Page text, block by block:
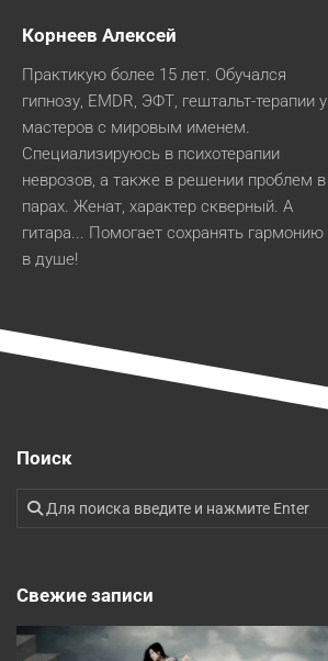
Корнеев Алексей
Практикую более 15 лет. Обучался
гипнозу, EMDR, ЭФТ, гештальт-терапии у
мастеров с мировым именем.
Специализируюсь в психотерапии
неврозов, а также в решении проблем в
парах. Женат, характер скверный. А
гитара... Помогает сохранять гармонию
в душе!
Поиск
Свежие записи